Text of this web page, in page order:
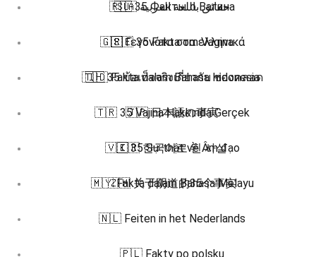
🇷🇺 35 Факты о Вагина
🇸🇪 35 Fakta om Vagina
🇹🇭 35 ข้อเท็จจริงเกี่ยวกับ ช่องคลอด
🇹🇷 35 Vajina Hakkında Gerçek
🇻🇮 35 Sự thật về Âm đạo
🇿🇭 关于阴道的35个事实
🇸🇦 حقائق باللغة العربية
🇬🇷 Γεγονότα στα ελληνικά
🇮🇩 Fakta dalam Bahasa Indonesia
🇯🇵 日本語の事実
🇰🇷 한국어로 된 사실
🇲🇾 Fakta dalam Bahasa Melayu
🇳🇱 Feiten in het Nederlands
🇵🇱 Fakty po polsku